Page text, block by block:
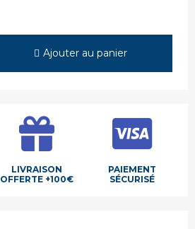
Ajouter au panier
LIVRAISON
OFFERTE +100€
PAIEMENT
SÉCURISÉ